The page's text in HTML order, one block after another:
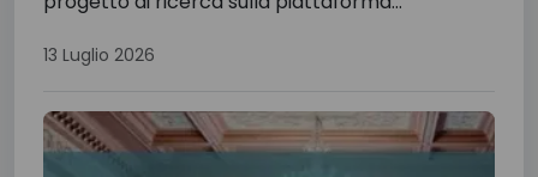
13 Luglio 2026